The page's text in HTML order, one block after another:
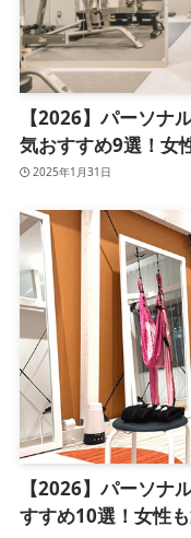
【2026】パーソナ
気おすすめ9選！女
2025年1月31日
【2026】パーソナ
すすめ10選！女性